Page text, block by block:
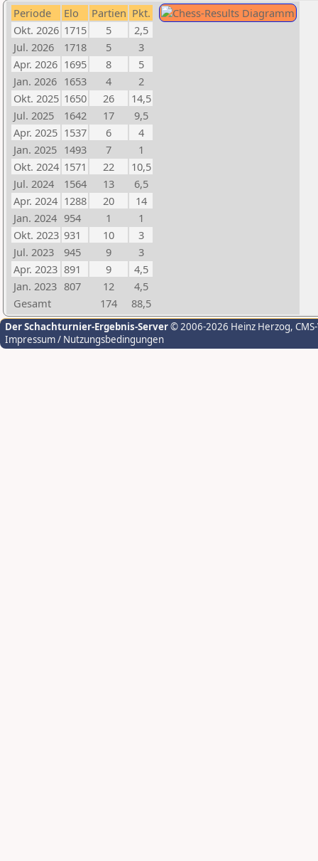
Periode Elo Partien Pkt.
Okt. 2026 1715 5
2,5
Jul. 2026
1718 5
3
Apr. 2026 1695 8
5
Jan. 2026 1653 4
2
Okt. 2025 1650 26
14,5
Jul. 2025
1642 17
9,5
Apr. 2025 1537 6
4
Jan. 2025 1493 7
1
Okt. 2024 1571 22
10,5
Jul. 2024
1564 13
6,5
Apr. 2024 1288 20
14
Jan. 2024 954 1
1
Okt. 2023 931 10
3
Jul. 2023
945 9
3
Apr. 2023 891 9
4,5
Jan. 2023 807 12
4,5
Gesamt
174 88,5
Der Schachturnier-Ergebnis-Server© 2006-2026 Heinz Herzog,
Impressum / Nutzungsbedingungen